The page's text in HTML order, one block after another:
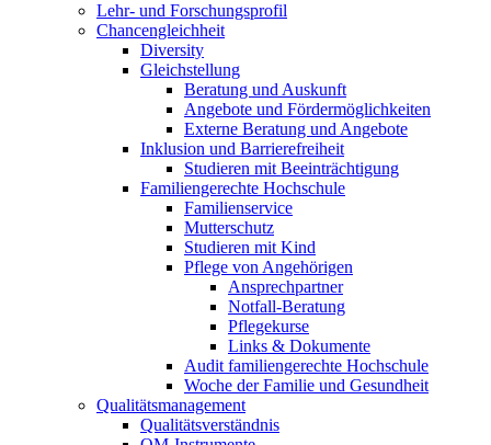
Lehr- und Forschungsprofil
Chancengleichheit
Diversity
Gleichstellung
Beratung und Auskunft
Angebote und Fördermöglichkeiten
Externe Beratung und Angebote
Inklusion und Barrierefreiheit
Studieren mit Beeinträchtigung
Familiengerechte Hochschule
Familienservice
Mutterschutz
Studieren mit Kind
Pflege von Angehörigen
Ansprechpartner
Notfall-Beratung
Pflegekurse
Links & Dokumente
Audit familiengerechte Hochschule
Woche der Familie und Gesundheit
Qualitätsmanagement
Qualitätsverständnis